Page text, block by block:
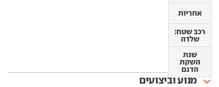
אחריות
רכב שטח:
שלדה
שנת
השקת
הדגם
אחריות
רכב שטח:
שלדה
שנת
השקת
הדגם
מנוע וביצועים